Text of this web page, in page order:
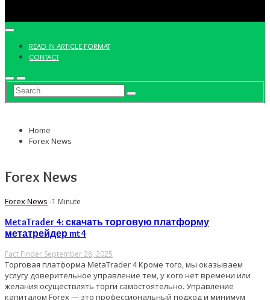
READ IN ARTICLE FORMAT
CONTACT
Home
Forex News
Forex News
Forex News -1 Minute
MetaTrader 4: скачать торговую платформу
метатрейдер mt4
Fact Finder September 28, 2025
Торговая платформа MetaTrader 4 Кроме того, мы оказываем
услугу доверительное управление тем, у кого нет времени или
желания осуществлять торги самостоятельно. Управление
капиталом Forex — это профессиональный подход и минимум